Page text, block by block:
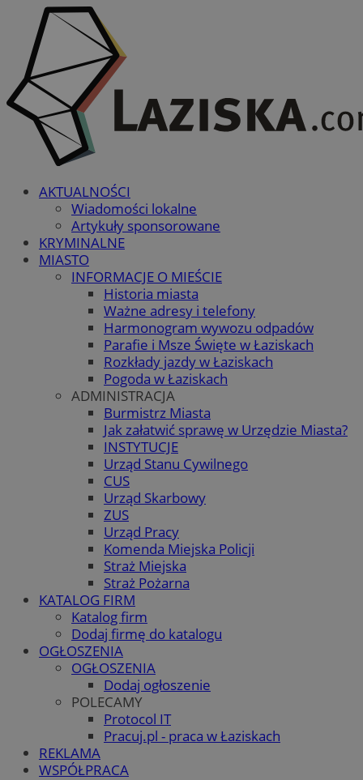
AKTUALNOŚCI
Wiadomości lokalne
Artykuły sponsorowane
KRYMINALNE
MIASTO
INFORMACJE O MIEŚCIE
Historia miasta
Ważne adresy i telefony
Harmonogram wywozu odpadów
Parafie i Msze Święte w Łaziskach
Rozkłady jazdy w Łaziskach
Pogoda w Łaziskach
ADMINISTRACJA
Burmistrz Miasta
Jak załatwić sprawę w Urzędzie Miasta?
INSTYTUCJE
Urząd Stanu Cywilnego
CUS
Urząd Skarbowy
ZUS
Urząd Pracy
Komenda Miejska Policji
Straż Miejska
Straż Pożarna
KATALOG FIRM
Katalog firm
Dodaj firmę do katalogu
OGŁOSZENIA
OGŁOSZENIA
Dodaj ogłoszenie
POLECAMY
Protocol IT
Pracuj.pl - praca w Łaziskach
REKLAMA
WSPÓŁPRACA